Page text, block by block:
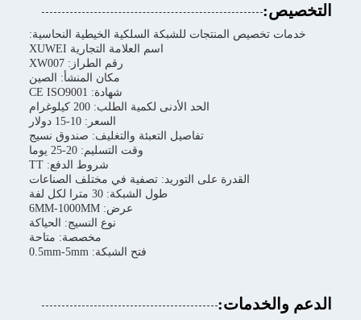
التخصيص:
خدمات تخصيص المنتجات للشبكة السلكية الخيطية النحاسية:
اسم العلامة التجارية XUWEI
رقم الطراز: XW007
مكان المنشأ: الصين
شهادة: CE ISO9001
الحد الأدنى لكمية الطلب: 200 كيلوغرام
السعر: 10-15 دولار
تفاصيل التعبئة والتغليف: صندوق نسيج
وقت التسليم: 20-25 يوما
شروط الدفع: TT
القدرة على التوريد: تصفية في مختلف الصناعات
طول الشبكة: 30 مترا لكل لفة
عرض: 6MM-1000MM
نوع النسيج: الحياكة
مخصصة: متاحة
فتح الشبكة: 0.5mm-5mm
الدعم والخدمات: